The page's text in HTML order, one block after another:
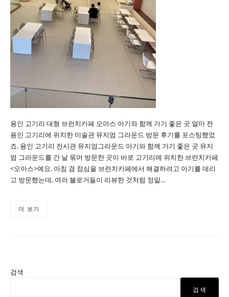
용인 고기리 대형 브런치카페 오아스 아기와 함께 가기 좋은 곳 얼마 전
용인 고기리에 위치한 미술관 뮤지엄 그라운드 방문 후기를 포스팅했었
죠. 용인 고기리 전시관 뮤지엄그라운드 아기와 함께 가기 좋은 곳 뮤지
엄 그라운드를 간 날 묶어 방문한 곳이 바로 고기리에 위치한 브런치카페
<오아스>예요. 아침 겸 점심을 브런치카페에서 해결하려고 아기를 데리
고 방문했는데, 여러 블로거들이 리뷰한 것처럼 정말…
더 보기
검색
검색